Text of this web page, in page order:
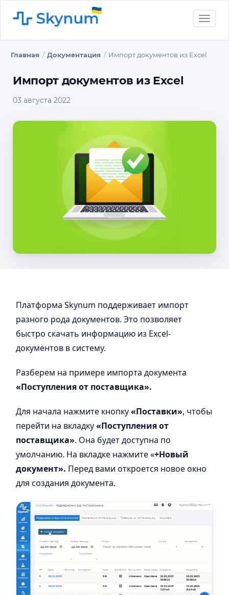
Toggle
Главная Документация Импорт документов из Excel
Импорт документов из Excel
03 августа 2022
Платформа Skynum поддерживает импорт
разного рода документов. Это позволяет
быстро скачать информацию из Excel-
документов в систему.
Разберем на примере импорта документа
«Поступления от поставщика».
Для начала нажмите кнопку«Поставки», чтобы
перейти на вкладку«Поступления от
поставщика». Она будет доступна по
умолчанию. На вкладке нажмите «+Новый
документ». Перед вами откроется новое окно
для создания документа.